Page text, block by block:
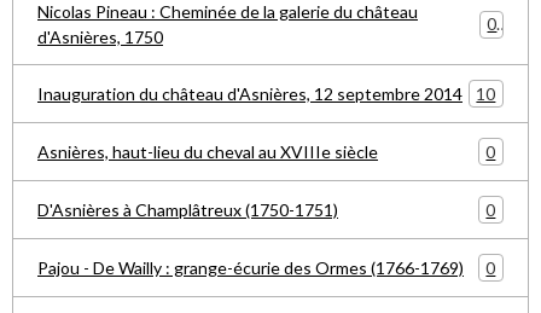
Nicolas Pineau : Cheminée de la galerie du château
d'Asnières, 1750
0
Inauguration du château d'Asnières, 12 septembre 2014 10
Asnières, haut-lieu du cheval au XVIIIe siècle 0
D'Asnières à Champlâtreux (1750-1751) 0
Pajou - De Wailly : grange-écurie des Ormes (1766-1769) 0